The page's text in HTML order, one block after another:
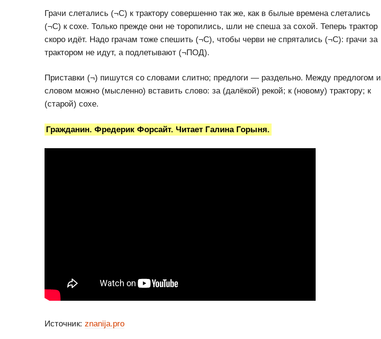
Грачи слетались (¬С) к трактору совершенно так же, как в былые времена слетались
(¬С) к сохе. Только прежде они не торопились, шли не спеша за сохой. Теперь трактор
скоро идёт. Надо грачам тоже спешить (¬С), чтобы черви не спрятались (¬С): грачи за
трактором не идут, а подлетывают (¬ПОД).
Приставки (¬) пишутся со словами слитно; предлоги — раздельно. Между предлогом и
словом можно (мысленно) вставить слово: за (далёкой) рекой; к (новому) трактору; к
(старой) сохе.
Гражданин. Фредерик Форсайт. Читает Галина Горыня.
Источник: znanija.pro